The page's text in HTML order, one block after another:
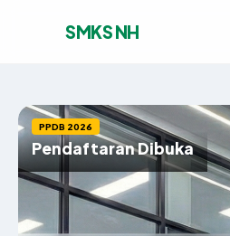
SMKS NH
PPDB 2026
Pendaftaran Dibuka